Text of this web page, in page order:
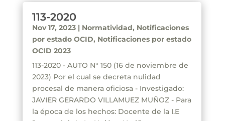
113-2020
Nov 17, 2023| Normatividad, Notificaciones
por estado OCID, Notificaciones por estado
OCID 2023
113-2020 - AUTO N° 150 (16 de noviembre de
2023) Por el cual se decreta nulidad
procesal de manera oficiosa - Investigado:
JAVIER GERARDO VILLAMUEZ MUÑOZ - Para
la época de los hechos: Docente de la I.E